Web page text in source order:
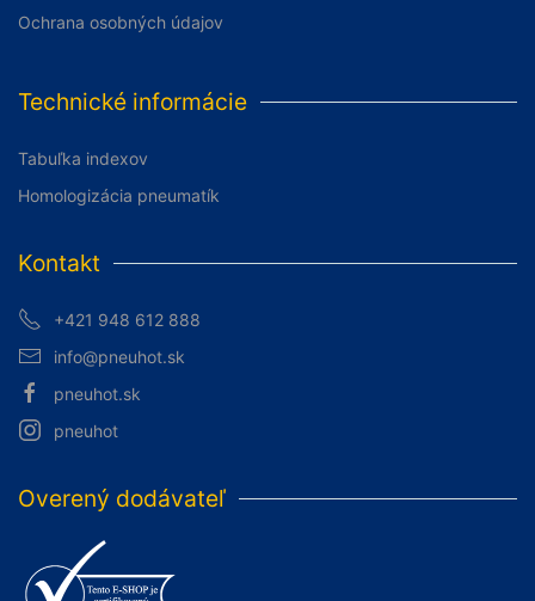
Ochrana osobných údajov
Technické informácie
Tabuľka indexov
Homologizácia pneumatík
Kontakt
+421 948 612 888
info@pneuhot.sk
pneuhot.sk
pneuhot
Overený dodávateľ